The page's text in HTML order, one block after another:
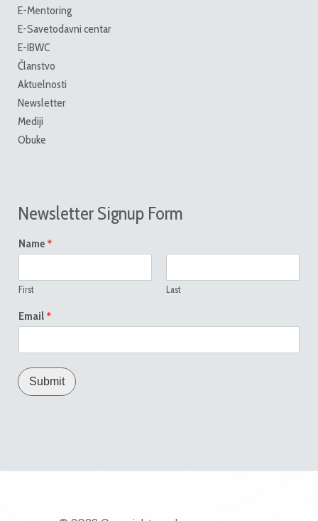
E-Mentoring
E-Savetodavni centar
E-IBWC
Članstvo
Aktuelnosti
Newsletter
Mediji
Obuke
Newsletter Signup Form
Name *
First Last
Email *
Submit